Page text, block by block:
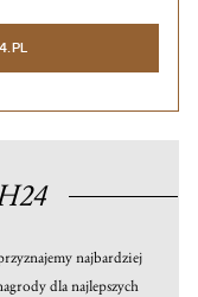
najbardziej
dla najlepszych